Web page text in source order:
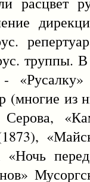
труппы.
(многие